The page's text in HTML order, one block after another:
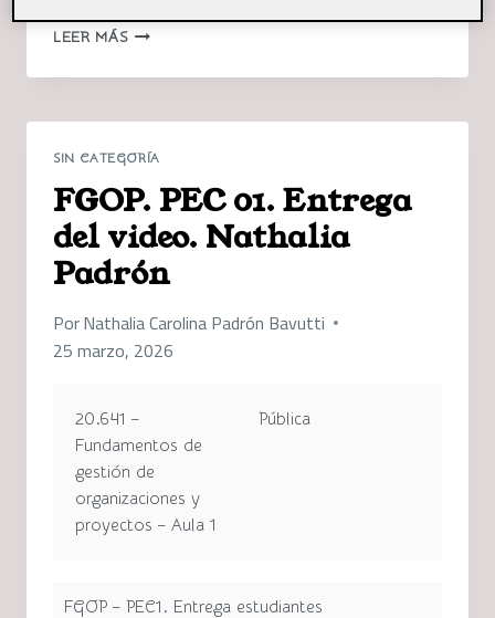
LEER MÁSPEC2.
FINANCIERO
NMS
PROYECTO
DE
RSC.
NATHALIA
PADRÓN
SIN CATEGORÍA
FGOP. PEC 01. Entrega
del video. Nathalia
Padrón
PorNathalia Carolina Padrón Bavutti
25 marzo, 2026
20.641 –
Fundamentos de
gestión de
organizaciones y
proyectos – Aula 1
Pública
FGOP – PEC1. Entrega estudiantes